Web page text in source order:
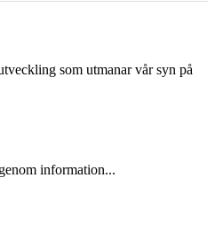
som utmanar vår syn på
information...